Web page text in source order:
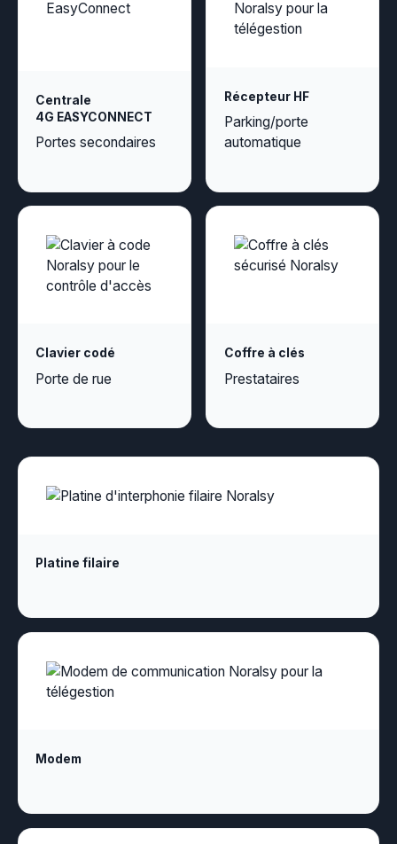
Centrale
4G EASYCONNECT
Portes secondaires
Récepteur HF
Parking/porte
automatique
Clavier codé
Porte de rue
Coffre à clés
Prestataires
Platine filaire
Modem